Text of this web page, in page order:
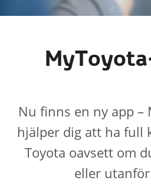
Nu finns en ny app –
hjälper dig att ha full
Toyota oavsett om
eller